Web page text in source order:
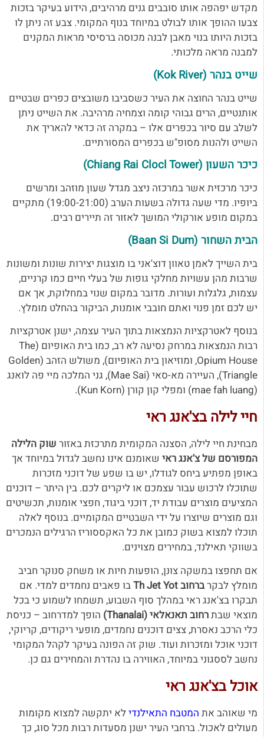
מקדש יפהפה אותו סובבים גנים מרהיבים, הידוע בעיקר בזכות
צבעו ההופך אותו לבולט במיוחד בנוף המקומי. צבע זה ניתן לו
בזכות היותו בנוי מאבן לבנה מכוסה ברסיסי מראות המקנים
למבנה מראה מלכותי.
שייט בנהר (Kok River)
שייט בנהר החוצה את העיר כשסביבו משובצים כפרים שבטיים
אותנטיים, הרים גבוהי קומה וצמחיה מרהיבה. את השייט ניתן
לשלב עם סיור בכפרים אלו – במקרה זה כדאי להאריך את
השייט ולהנות מסופ"ש בכפרים המסורתיים.
כיכר השעון (Chiang Rai Clocl Tower)
כיכר מרכזית אשר במרכזה ניצב מגדל שעון מוזהב ומרשים
ביופיו. מדי שעה גדולה בשעות הערב (19:00-21:00) מתקיים
במקום מופע אורקולי המושך לאזור זה תיירים רבים.
הבית השחור (Baan Si Dum)
בית השייך לאמן טאוון דוצ'אני בו מוצגות יצירות שונות ומשונות
שרבות מהן עשויות מחלקי גופות של בעלי חיים כמו קרניים,
עצמות, גלגלות ועורות. מדובר במקום שנוי במחלוקת, אך אם
יש לכם זמן פנוי ואתם חובבי אומנות, הביקור בהחלט מומלץ.
בנוסף לאטרקציות הנמצאות בתוך העיר עצמה, ישנן אטרקציות
רבות הנמצאות במרחק נסיעה לא רב, כמו בית האופיום (The
Opium House, ומוזיאון בית האופיום), משולש הזהב (Golden
Triangle), העיירה מא-סאי (Mae Sai), גני המלכה מיי פה לואנג
(mae fah luang) ומפלי קון קורן (Kun Korn).
חיי לילה בצ'אנג ראי
מבחינת חיי לילה, הסצנה המקומית מתרכזת באזור שוק הלילה
המפורסם של צ'אנג ראי שאומנם אינו נחשב לגדול במיוחד אך
באופן מפתיע ביחס לגודלו, יש בו שפע של דוכני מזכרות
שתוכלו לרכוש עבור עצמכם או ליקרים לכם. בין היתר – דוכנים
המציעים מוצרים עבודת יד, דוכני ביגוד, חפצי אומנות, תכשיטים
וגם מוצרים שיוצרו על ידי השבטיים המקומיים. בנוסף לאלה
תוכלו למצוא בשוק כמובן את כל האקססוריז הרגילים הנמכרים
בשווקי תאילנד, במחירים מצוינים.
אם תחפצו במשקה צונן, הופעות חיות או משחק סנוקר חביב
מומלץ לבקרברחוב Th Jet Yot
בו פאבים נחמדים למדי. אם
תבקרו בצ'אנג ראי במהלך סוף השבוע, תשמחו לשמוע כי בכל
מוצאי שבתרחוב תאנאלאי (Thanalai)
הופך למדרחוב – כניסת
כלי הרכב נאסרת, צצים דוכנים נחמדים, מופעי ריקודים, קריוקי,
דוכני אוכל ומזכרות ועוד. שוק זה הפונה בעיקר לקהל המקומי
נחשב לססגוני במיוחד, האווירה בו נהדרת והמחירים גם כן.
אוכל בצ'אנג ראי
מי שאוהב את המטבח התאילנדי לא יתקשה למצוא מקומות
מעולים לאכול. ברחבי העיר ישנן מסעדות רבות מכל סוג, כך